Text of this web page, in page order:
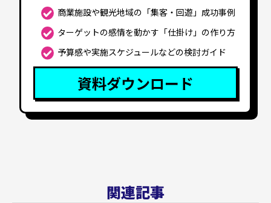
商業施設や観光地域の「集客・回遊」成功事例
ターゲットの感情を動かす「仕掛け」の作り方
予算感や実施スケジュールなどの検討ガイド
資料ダウンロード
関連記事